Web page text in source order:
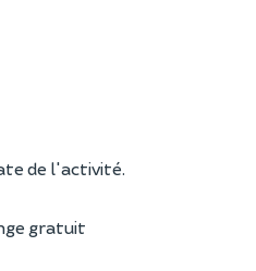
de l'activité.
gratuit